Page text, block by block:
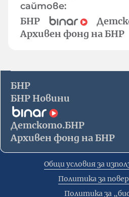
сайтове:
БНР
Архивен фонд на БНР
БНР
БНР Новини
Детското.БНР
Архивен фонд на БНР
Общи условия за
Политика за
Политика за